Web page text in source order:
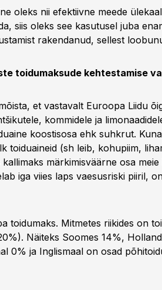
oleks nii efektiivne meede
siis oleks see kasutusel juba
rakendanud, sellest
toidumaksude kehtestamise
et vastavalt Euroopa Liidu
kommidele ja
koostisosa ehk suhkrut.
toiduaineid (sh leib, kohupiim,
märkimisväärne osa meie
iga viies laps vaesusriski piiril,
toidumaks. Mitmetes riikides on
Näiteks Soomes 14%,
0% ja Inglismaal on osad